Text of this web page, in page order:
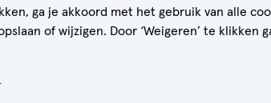
ga je akkoord met het gebruik van alle
of wijzigen. Door ‘Weigeren’ te